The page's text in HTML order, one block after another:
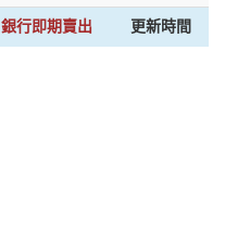
銀行即期賣出 更新時間